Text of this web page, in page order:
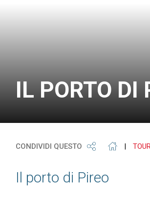
IL PORTO DI
CONDIVIDI QUESTO |
Il porto di Pireo